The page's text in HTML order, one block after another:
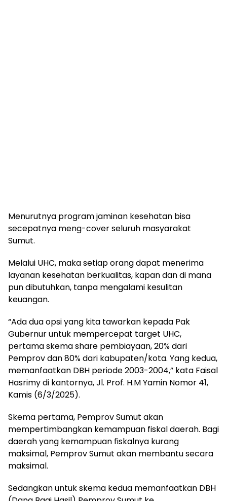
Menurutnya program jaminan kesehatan bisa
secepatnya meng-cover seluruh masyarakat
Sumut.
Melalui UHC, maka setiap orang dapat menerima
layanan kesehatan berkualitas, kapan dan di mana
pun dibutuhkan, tanpa mengalami kesulitan
keuangan.
“Ada dua opsi yang kita tawarkan kepada Pak
Gubernur untuk mempercepat target UHC,
pertama skema share pembiayaan, 20% dari
Pemprov dan 80% dari kabupaten/kota. Yang kedua,
memanfaatkan DBH periode 2003-2004,” kata Faisal
Hasrimy di kantornya, Jl. Prof. H.M Yamin Nomor 41,
Kamis (6/3/2025).
Skema pertama, Pemprov Sumut akan
mempertimbangkan kemampuan fiskal daerah. Bagi
daerah yang kemampuan fiskalnya kurang
maksimal, Pemprov Sumut akan membantu secara
maksimal.
Sedangkan untuk skema kedua memanfaatkan DBH